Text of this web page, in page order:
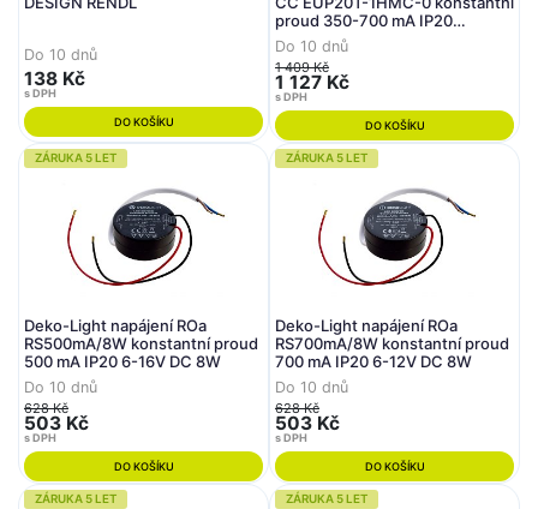
Do 10 dnů
138 Kč
s DPH
DO KOŠÍKU
proud 350-700 mA IP20
stmívatelné 9-40V DC 20W
Do 10 dnů
1 409 Kč
1 127 Kč
s DPH
DO KOŠÍKU
ZÁRUKA 5 LET
Deko-Light napájení ROa
RS500mA/8W konstantní proud
500 mA IP20 6-16V DC 8W
Do 10 dnů
628 Kč
503 Kč
s DPH
DO KOŠÍKU
ZÁRUKA 5 LET
Deko-Light napájení ROa
RS700mA/8W konstantní proud
700 mA IP20 6-12V DC 8W
Do 10 dnů
628 Kč
503 Kč
s DPH
DO KOŠÍKU
ZÁRUKA 5 LET ZÁRUKA 5 LET